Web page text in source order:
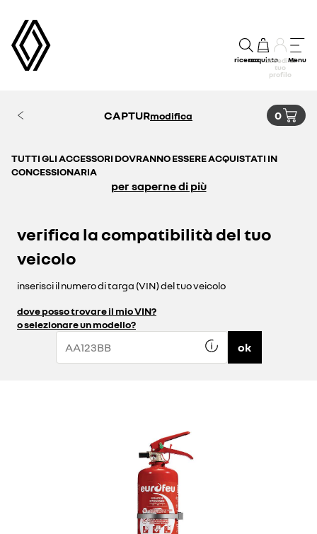
ricercaacquistoaccedi al
tuo
profilo
Menu
CAPTURmodifica 0
TUTTI GLI ACCESSORI DOVRANNO ESSERE ACQUISTATI IN
CONCESSIONARIA
per saperne di più
verifica la compatibilità del tuo
veicolo
inserisci il numero di targa (VIN) del tuo veicolo
dove posso trovare il mio VIN?
o selezionare un modello?
ok